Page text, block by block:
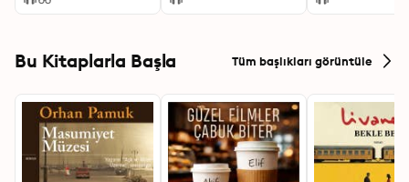
Bu Kitaplarla Başla Tüm başlıkları görüntüle